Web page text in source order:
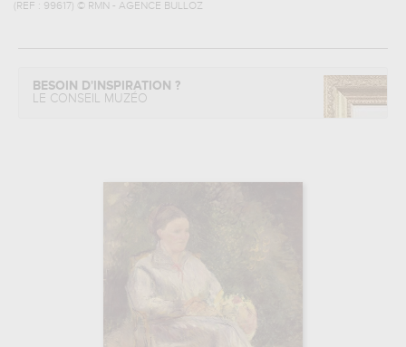
(REF : 99617) © RMN - AGENCE BULLOZ
BESOIN D'INSPIRATION ?
LE CONSEIL MUZÉO